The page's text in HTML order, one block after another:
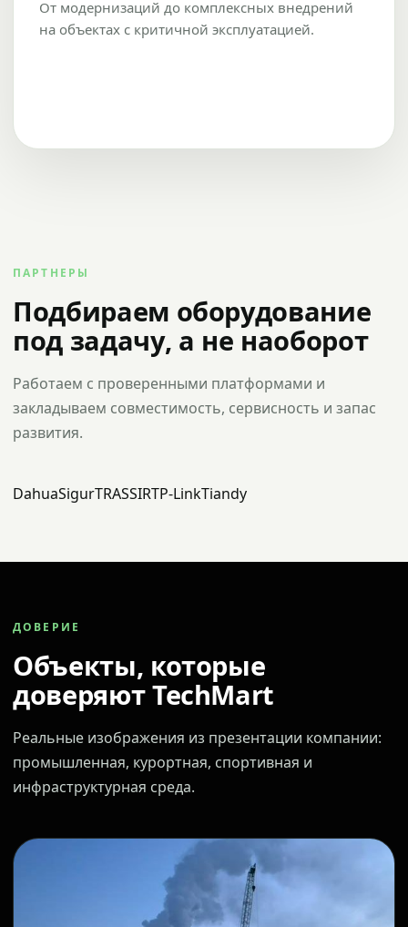
От модернизаций до комплексных внедрений
на объектах с критичной эксплуатацией.
ПАРТНЕРЫ
Подбираем оборудование
под задачу, а не наоборот
Работаем с проверенными платформами и
закладываем совместимость, сервисность и запас
развития.
DahuaSigurTRASSIRTP-LinkTiandy
ДОВЕРИЕ
Объекты, которые
доверяют TechMart
Реальные изображения из презентации компании:
промышленная, курортная, спортивная и
инфраструктурная среда.